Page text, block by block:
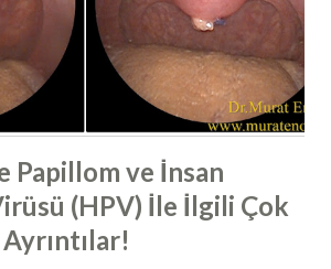
ve burnumuzu hava girdiğinde
hava yuvarlanma hareketi yaparak burun
bulunan bütün partikülleri, yabancı
Papillom ve İnsan
(HPV) İle İlgili Çok